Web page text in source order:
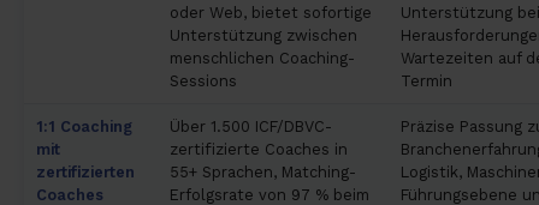
oder Web, bietet sofortige
Unterstützung zwischen
menschlichen Coaching-
Sessions
Unterstützung
Wartezeiten auf
Termin
1:1 Coaching
mit
zertifizierten
Coaches
Über 1.500 ICF/DBVC-
zertifizierte Coaches in
55+ Sprachen, Matching-
Erfolgsrate von 97 % beim
Präzise Passung
Logistik,
Führungsebene